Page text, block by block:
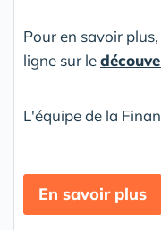
Pour en savoir
ligne sur le
L'équipe de la
En savoir plus